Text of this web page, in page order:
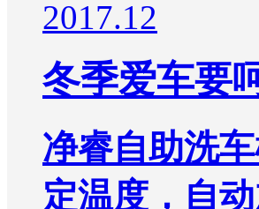
2017.12
冬季爱车要
净睿自助洗
定温度，自